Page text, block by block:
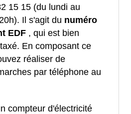
15 15 (du lundi au
Il s'agit du numéro
EDF , qui est bien
En composant ce
réaliser de
par téléphone au
compteur d'électricité